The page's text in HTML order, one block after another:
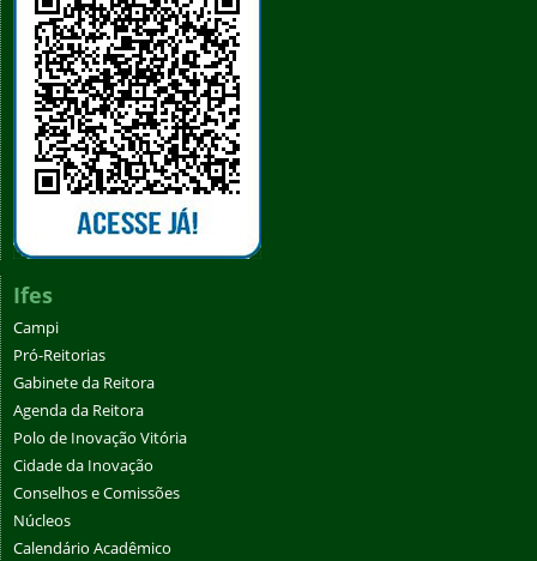
Ifes
Campi
Pró-Reitorias
Gabinete da Reitora
Agenda da Reitora
Polo de Inovação Vitória
Cidade da Inovação
Conselhos e Comissões
Núcleos
Calendário Acadêmico